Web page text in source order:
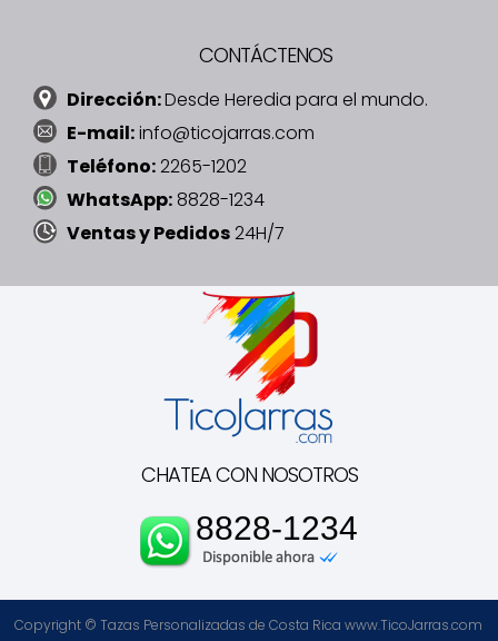
CONTÁCTENOS
Dirección:Desde Heredia para el mundo.
E-mail:info@ticojarras.com
Teléfono:2265-1202
WhatsApp:8828-1234
Ventas y Pedidos24H/7
CHATEA CON NOSOTROS
8828-1234
Copyright © Tazas Personalizadas de Costa Rica www.TicoJarras.com